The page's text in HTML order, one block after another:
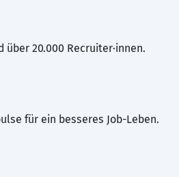
über 20.000 Recruiter·innen.
für ein besseres Job-Leben.